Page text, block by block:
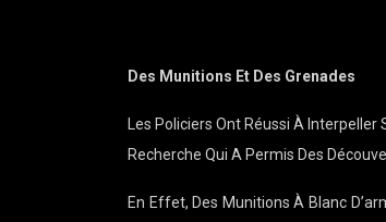
Des Munitions Et Des Grenades
Les Policiers Ont Réussi À
Recherche Qui A Permis Des
En Effet, Des Munitions À Blanc